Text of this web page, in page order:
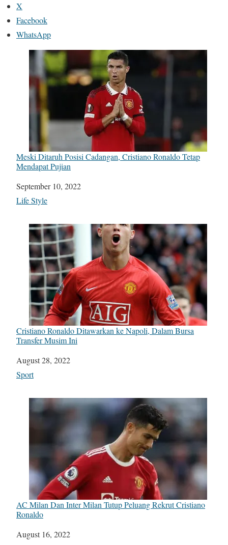
X
Facebook
WhatsApp
Meski Ditaruh Posisi Cadangan, Cristiano Ronaldo Tetap
Mendapat Pujian
Date
September 10, 2022
In relation to
Life Style
Cristiano Ronaldo Ditawarkan ke Napoli, Dalam Bursa
Transfer Musim Ini
Date
August 28, 2022
In relation to
Sport
AC Milan Dan Inter Milan Tutup Peluang Rekrut Cristiano
Ronaldo
Date
August 16, 2022